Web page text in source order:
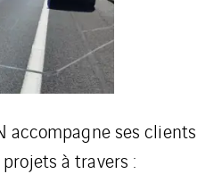
accompagne ses clients
à travers :